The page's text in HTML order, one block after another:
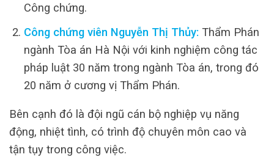
Công chứng.
Công chứng viên Nguyễn Thị Thủy: Thẩm Phán
ngành Tòa án Hà Nội với kinh nghiệm công tác
pháp luật 30 năm trong ngành Tòa án, trong đó
20 năm ở cương vị Thẩm Phán.
Bên cạnh đó là đội ngũ cán bộ nghiệp vụ năng
động, nhiệt tình, có trình độ chuyên môn cao và
tận tụy trong công việc.